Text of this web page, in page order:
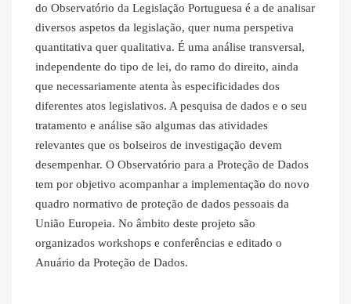
do Observatório da Legislação Portuguesa é a de analisar
diversos aspetos da legislação, quer numa perspetiva
quantitativa quer qualitativa. É uma análise transversal,
independente do tipo de lei, do ramo do direito, ainda
que necessariamente atenta às especificidades dos
diferentes atos legislativos. A pesquisa de dados e o seu
tratamento e análise são algumas das atividades
relevantes que os bolseiros de investigação devem
desempenhar. O Observatório para a Proteção de Dados
tem por objetivo acompanhar a implementação do novo
quadro normativo de proteção de dados pessoais da
União Europeia. No âmbito deste projeto são
organizados workshops e conferências e editado o
Anuário da Proteção de Dados.